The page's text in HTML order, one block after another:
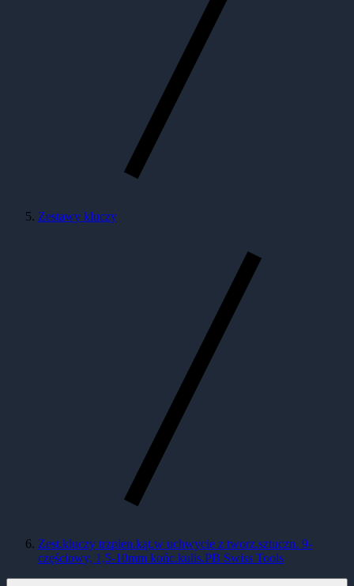
Zestawy kluczy
Zest.kluczy trzpien.kąt.w uchwycie z tworz.sztuczn. 9-
częściowy, 1,5-10mm końc.kulis.PB Swiss Tools